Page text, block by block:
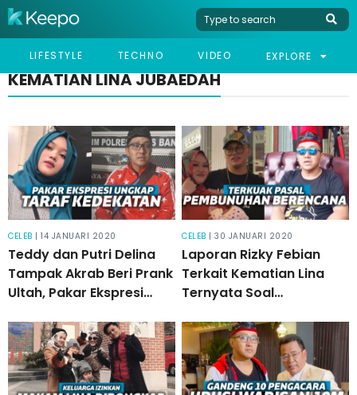
LIFESTYLE TECHNO VIDEO EXPLORE
KEMATIAN LINA JUBAEDAH
CELEB | 14 JANUARI 2020
Teddy dan Putri Delina
Tampak Akrab Beri Prank
Ultah, Pakar Ekspresi
CELEB | 30 JANUARI 2020
Laporan Rizky Febian
Terkait Kematian Lina
Ternyata Soal
Teddy: Mengarah ke
Saya